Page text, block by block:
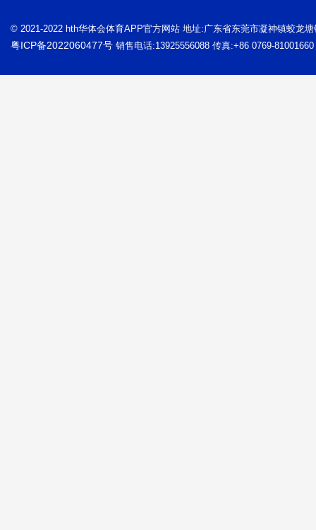
© 2021-2022 hth华体会体育APP官方网站 地址:广东省东莞市凝神镇蛟龙
粤ICP备2022060477号 销售电话:13925556088 传真:+86 0769-81001660